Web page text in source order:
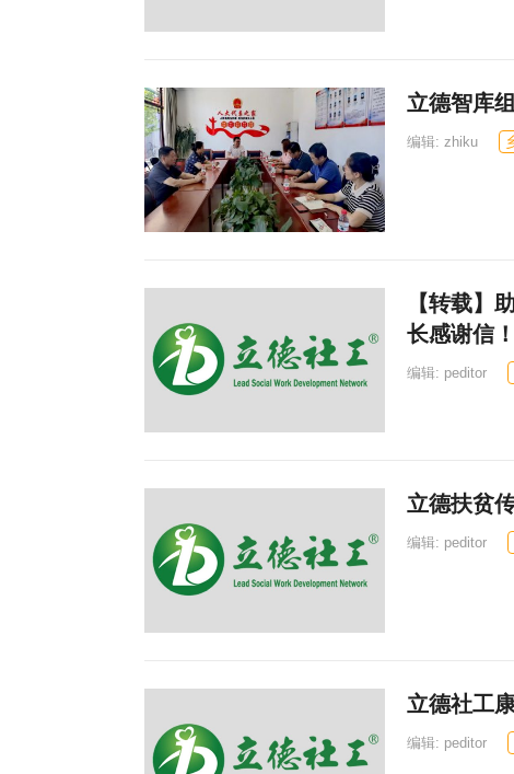
立德智库
编辑: zhiku
【转载】
长感谢信！
编辑: peditor
立德扶贫
编辑: peditor
立德社工
编辑: peditor